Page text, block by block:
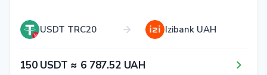
USDT TRC20 Izibank UAH
1​5​0​ USDT ≈ 6​ 7​8​7​.5​2​ UAH